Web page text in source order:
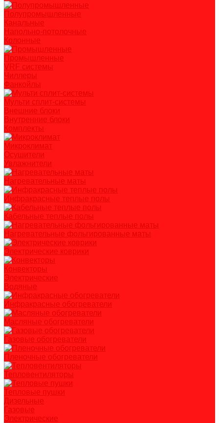
Полупромышленные
Канальные
Напольно-потолочные
Колонные
Промышленные
VRF системы
Чиллеры
Фанкойлы
Мульти сплит-системы
Внешние блоки
Внутренние блоки
Комплекты
Микроклимат
Осушители
Увлажнители
Нагревательные маты
Инфракрасные теплые полы
Кабельные теплые полы
Нагревательные фольгированные маты
Электрические коврики
Конвекторы
Электрические
Водяные
Инфракрасные обогреватели
Масляные обогреватели
Газовые обогреватели
Пленочные обогреватели
Тепловентиляторы
Тепловые пушки
Дизельные
Газовые
Электрические